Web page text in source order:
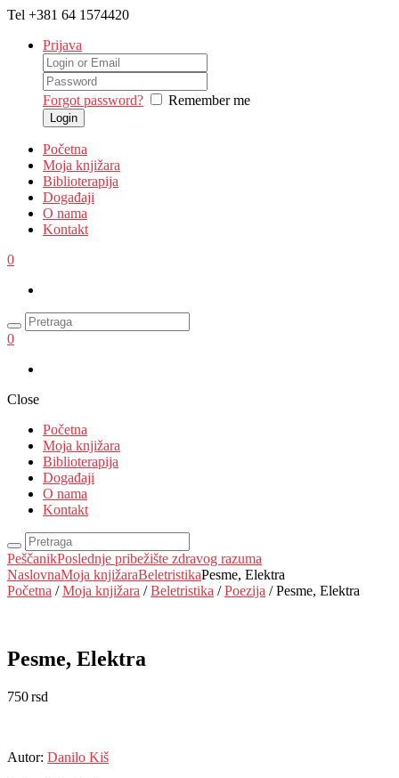
Tel +381 64 1574420
Prijava
Forgot password? Remember me
Početna
Moja knjižara
Biblioterapija
Događaji
O nama
Kontakt
0
0
Close
Početna
Moja knjižara
Biblioterapija
Događaji
O nama
Kontakt
PeščanikPoslednje pribežište zdravog razuma
NaslovnaMoja knjižaraBeletristikaPesme, Elektra
Početna /Moja knjižara /Beletristika /Poezija / Pesme, Elektra
Pesme, Elektra
750rsd
Autor: Danilo Kiš